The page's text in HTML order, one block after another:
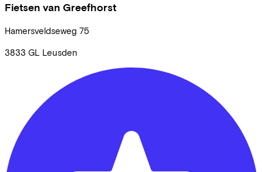
Fietsen van Greefhorst
Hamersveldseweg 75
3833 GL Leusden